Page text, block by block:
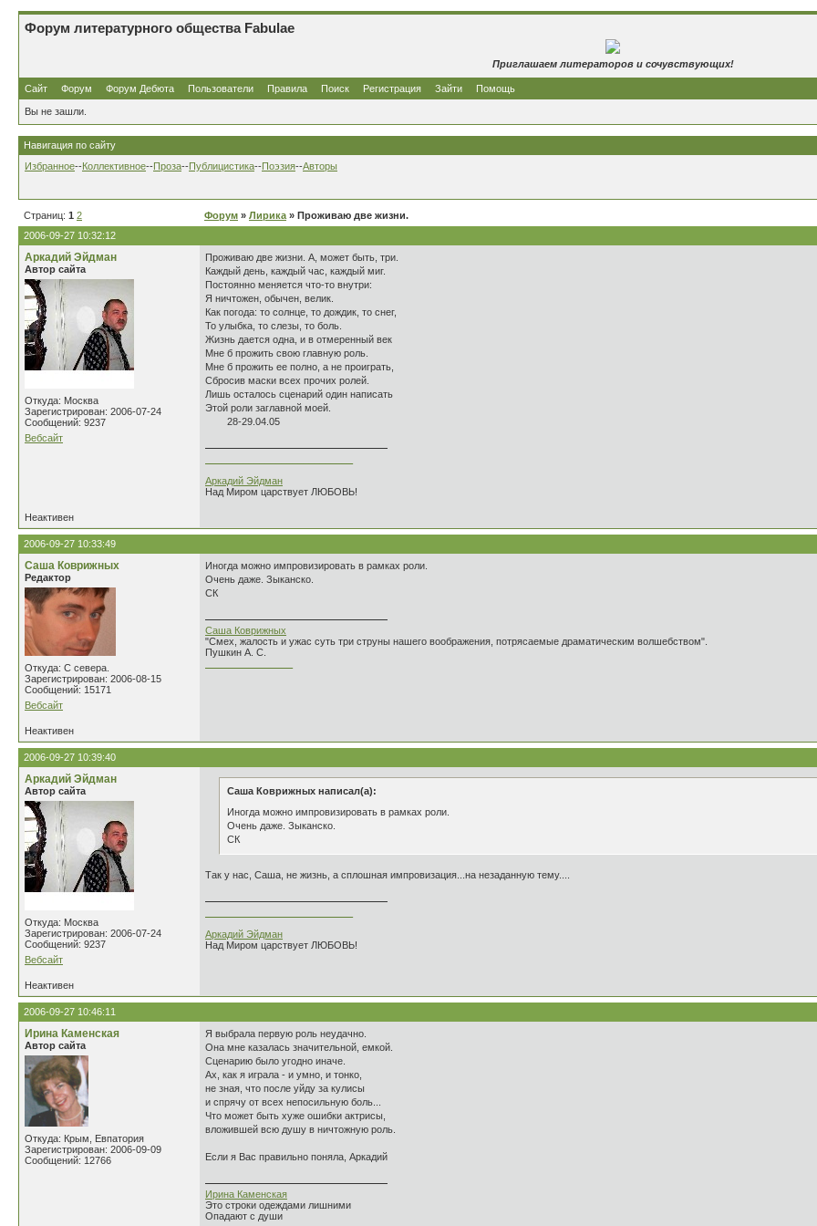
Форум литературного общества Fabulae
Приглашаем литераторов и сочувствующих!
Сайт Форум Форум Дебюта Пользователи Правила Поиск Регистрация Зайти Помощь
Вы не зашли.
Навигация по сайту
Избранное--Коллективное--Проза--Публицистика--Поэзия--Авторы
Страниц: 1 2 Форум » Лирика » Проживаю две жизни.
2006-09-27 10:32:12
Аркадий Эйдман
Автор сайта
Откуда: Москва
Зарегистрирован: 2006-07-24
Сообщений: 9237
Вебсайт
Проживаю две жизни. А, может быть, три.
Каждый день, каждый час, каждый миг.
Постоянно меняется что-то внутри:
Я ничтожен, обычен, велик.
Как погода: то солнце, то дождик, то снег,
То улыбка, то слезы, то боль.
Жизнь дается одна, и в отмеренный век
Мне б прожить свою главную роль.
Мне б прожить ее полно, а не проиграть,
Сбросив маски всех прочих ролей.
Лишь осталось сценарий один написать
Этой роли заглавной моей.
28-29.04.05
Аркадий Эйдман
Над Миром царствует ЛЮБОВЬ!
Неактивен
2006-09-27 10:33:49
Саша Коврижных
Редактор
Откуда: С севера.
Зарегистрирован: 2006-08-15
Сообщений: 15171
Вебсайт
Иногда можно импровизировать в рамках роли.
Очень даже. Зыканско.
СК
Саша Коврижных
"Смех, жалость и ужас суть три струны нашего воображения, потрясаемые драматическим волшебством".
Пушкин А. С.
Неактивен
2006-09-27 10:39:40
Аркадий Эйдман
Автор сайта
Откуда: Москва
Зарегистрирован: 2006-07-24
Сообщений: 9237
Вебсайт
Саша Коврижных написал(а):
Иногда можно импровизировать в рамках роли.
Очень даже. Зыканско.
СК
Так у нас, Саша, не жизнь, а сплошная импровизация...на незаданную тему....
Аркадий Эйдман
Над Миром царствует ЛЮБОВЬ!
Неактивен
2006-09-27 10:46:11
Ирина Каменская
Автор сайта
Откуда: Крым, Евпатория
Зарегистрирован: 2006-09-09
Сообщений: 12766
Я выбрала первую роль неудачно.
Она мне казалась значительной, емкой.
Сценарию было угодно иначе.
Ах, как я играла - и умно, и тонко,
не зная, что после уйду за кулисы
и спрячу от всех непосильную боль...
Что может быть хуже ошибки актрисы,
вложившей всю душу в ничтожную роль.
Если я Вас правильно поняла, Аркадий
Ирина Каменская
Это строки одеждами лишними
Опадают с души